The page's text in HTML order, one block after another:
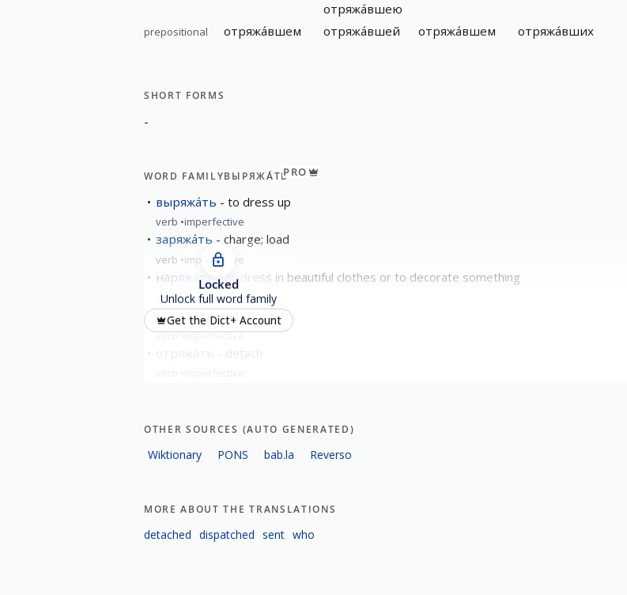
отряжа́вшею
prepositional отряжа́вшем отряжа́вшей отряжа́вшем отряжа́вших
SHORT FORMS
-
WORD FAMILYВЫРЯЖА́ТЬPRO
выряжа́ть to dress up
verb imperfective
заряжа́ть charge; load
verb imperfective
наряжа́ть to dress in beautiful clothes or to decorate something
verb imperfective
обряжа́ть get up
verb imperfective
отряжа́ть
Locked
Unlock full word family
Get the Dict+ Account
OTHER SOURCES (AUTO GENERATED)
Wiktionary PONS bab.la Reverso
MORE ABOUT THE TRANSLATIONS
detached dispatched sent who